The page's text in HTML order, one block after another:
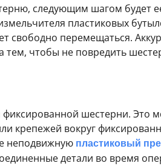
следующим шагом будет
пластиковых
перемещаться.
тем, чтобы не повредить
шестерни. Это
крепежей вокруг
неподвижную пластиковый
детали во время